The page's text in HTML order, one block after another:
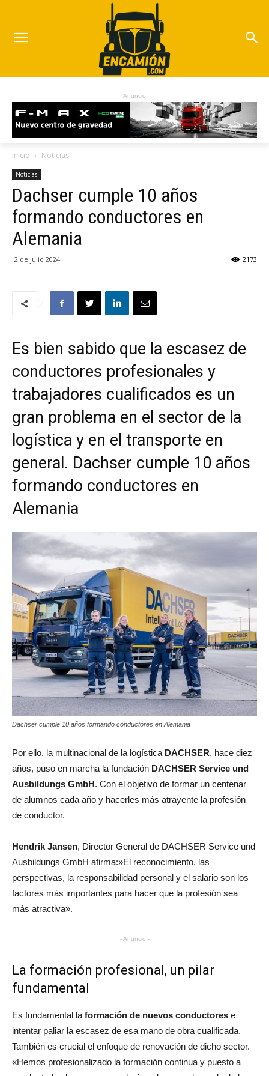
Anuncio
Inicio Noticias
Noticias
Dachser cumple 10 años
formando conductores en
Alemania
2 de julio 2024 2173
Es bien sabido que la escasez de
conductores profesionales y
trabajadores cualificados es un
gran problema en el sector de la
logística y en el transporte en
general. Dachser cumple 10 años
formando conductores en
Alemania
Dachser cumple 10 años formando conductores en Alemania
Por ello, la multinacional de la logística DACHSER, hace diez
años, puso en marcha la fundación DACHSER Service und
Ausbildungs GmbH. Con el objetivo de formar un centenar
de alumnos cada año y hacerles más atrayente la profesión
de conductor.
Hendrik Jansen, Director General de DACHSER Service und
Ausbildungs GmbH afirma:»El reconocimiento, las
perspectivas, la responsabilidad personal y el salario son los
factores más importantes para hacer que la profesión sea
más atractiva».
- Anuncio -
La formación profesional, un pilar
fundamental
Es fundamental la formación de nuevos conductores e
intentar paliar la escasez de esa mano de obra cualificada.
También es crucial el enfoque de renovación de dicho sector.
«Hemos profesionalizado la formación continua y puesto a